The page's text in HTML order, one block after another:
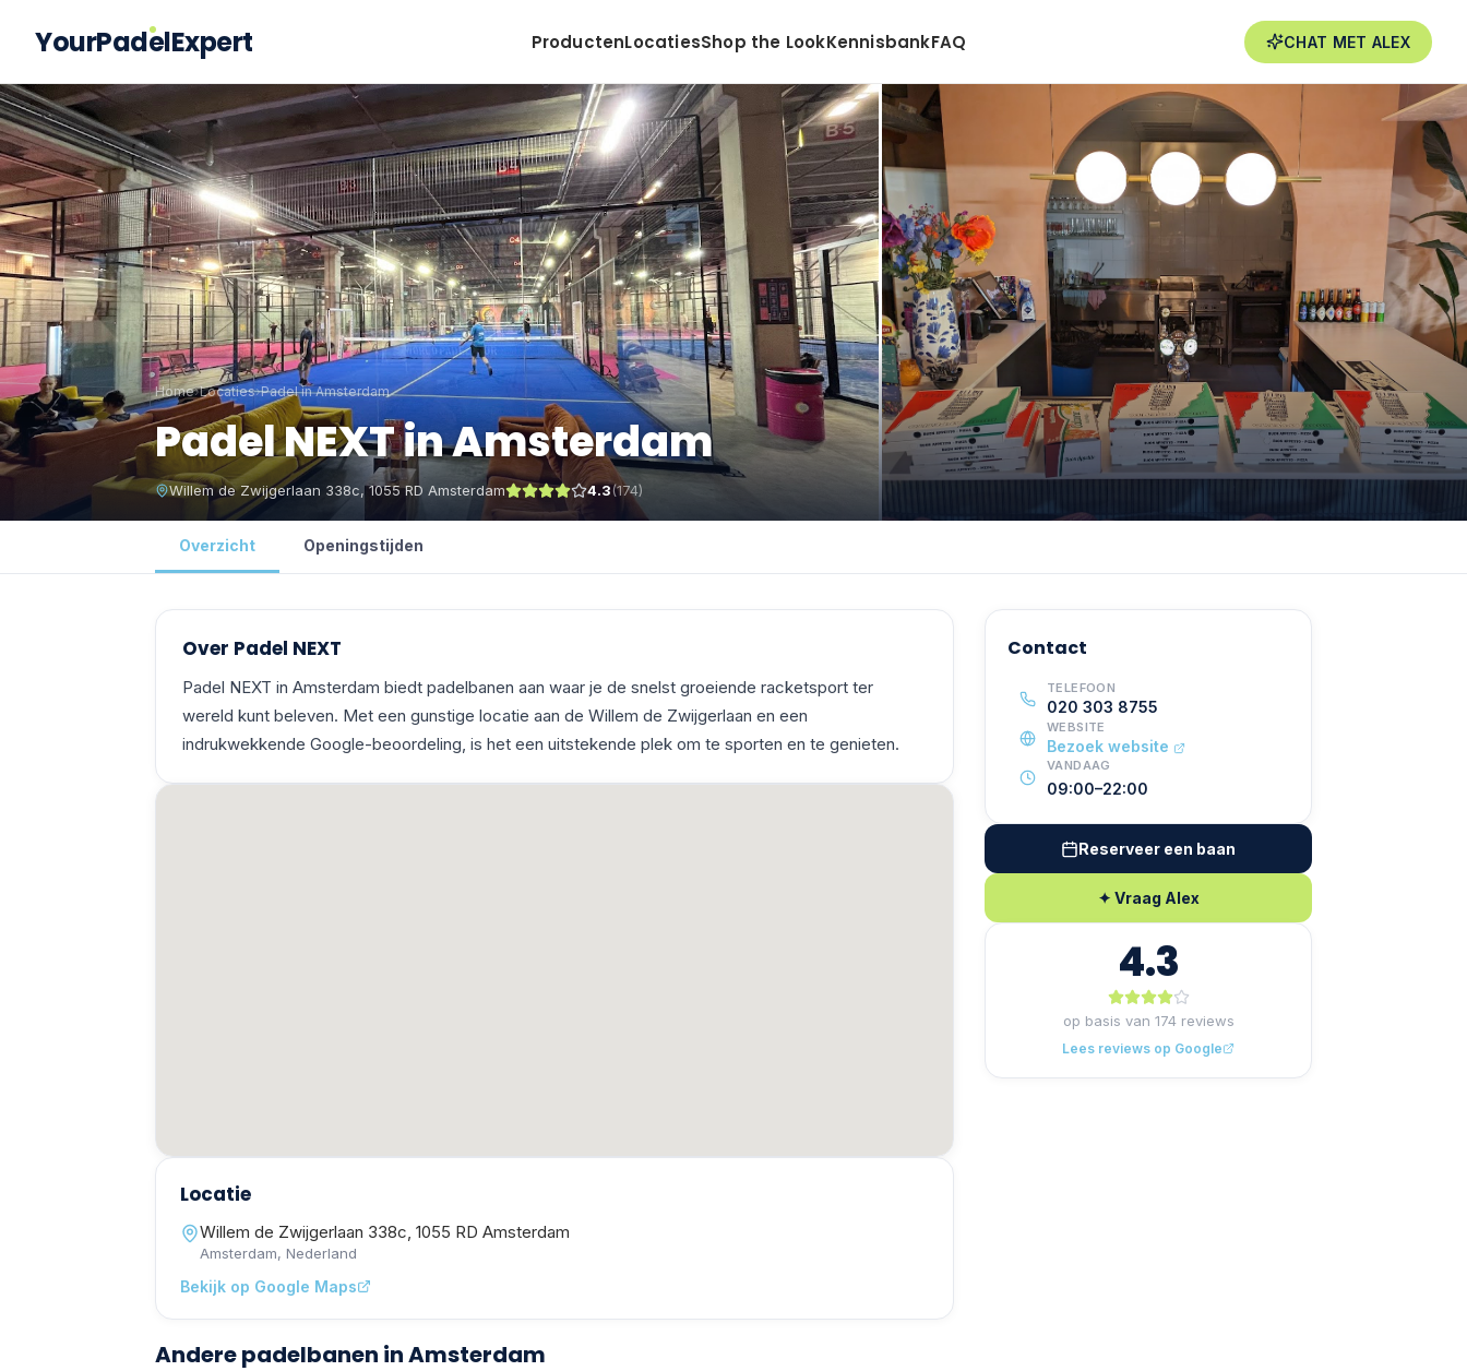
YourPadelExpert ProductenLocatiesShop the LookKennisbankFAQ CHAT MET ALEX
Home›Locaties›Padel in Amsterdam
Padel NEXT in Amsterdam
Willem de Zwijgerlaan 338c, 1055 RD Amsterdam 4.3(174)
Overzicht Openingstijden
Over Padel NEXT
Padel NEXT in Amsterdam biedt padelbanen aan waar je de snelst groeiende racketsport ter
wereld kunt beleven. Met een gunstige locatie aan de Willem de Zwijgerlaan en een
indrukwekkende Google-beoordeling, is het een uitstekende plek om te sporten en te genieten.
Locatie
Willem de Zwijgerlaan 338c, 1055 RD Amsterdam
Amsterdam, Nederland
Bekijk op Google Maps
Andere padelbanen in Amsterdam
Contact
TELEFOON
020 303 8755
WEBSITE
Bezoek website
VANDAAG
09:00–22:00
Reserveer een baan
✦ Vraag Alex
4.3
op basis van 174reviews
Lees reviews op Google